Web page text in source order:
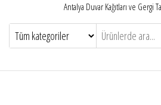
Antalya Duvar Kağıtları ve Gergi